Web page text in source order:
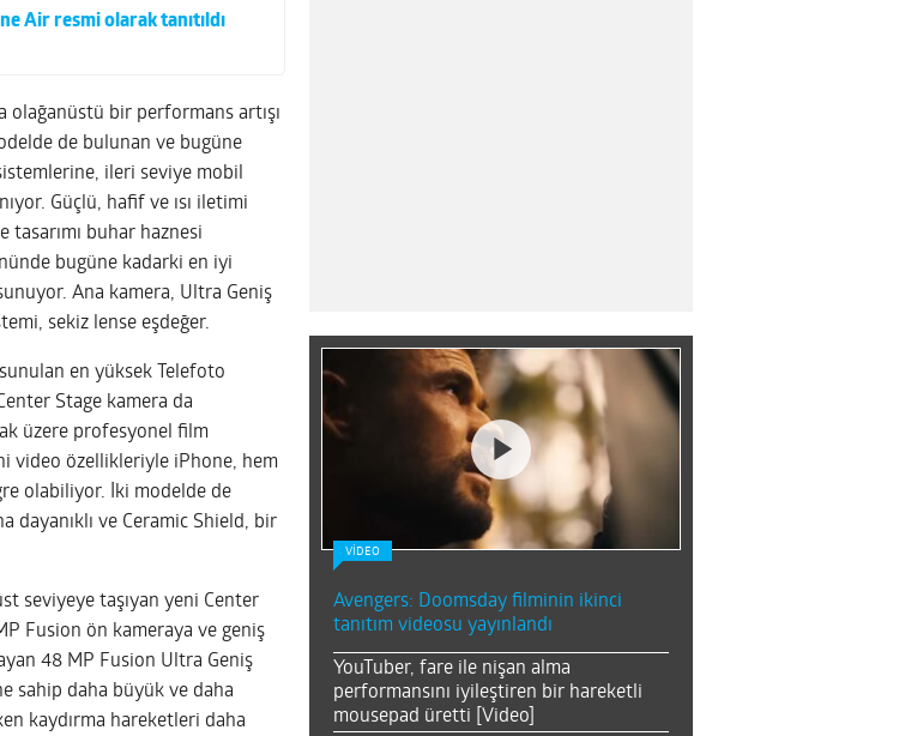
Air resmi olarak tanıtıldı
olağanüstü bir performans artışı
de bulunan ve bugüne
ileri seviye mobil
Güçlü, hafif ve ısı iletimi
buhar haznesi
bugüne kadarki en iyi
Ana kamera, Ultra Geniş
sekiz lense eşdeğer.
en yüksek Telefoto
Stage kamera da
üzere profesyonel film
video özellikleriyle iPhone, hem
olabiliyor. İki modelde de
dayanıklı ve Ceramic Shield, bir
seviyeye taşıyan yeni Center
Fusion ön kameraya ve geniş
48 MP Fusion Ultra Geniş
sahip daha büyük ve daha
kaydırma hareketleri daha
VİDEO
Avengers: Doomsday filminin ikinci
tanıtım videosu yayınlandı
YouTuber, fare ile nişan alma
performansını iyileştiren bir hareketli
mousepad üretti [Video]